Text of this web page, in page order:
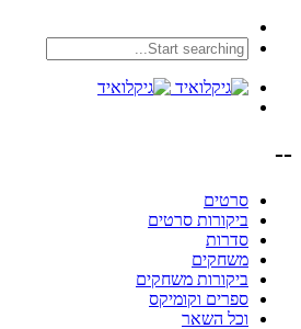
--
סרטים
ביקורות סרטים
סדרות
משחקים
ביקורות משחקים
ספרים וקומיקס
וכל השאר